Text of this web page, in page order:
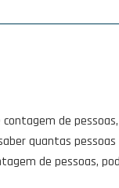
contagem de
quantas
de pessoas,